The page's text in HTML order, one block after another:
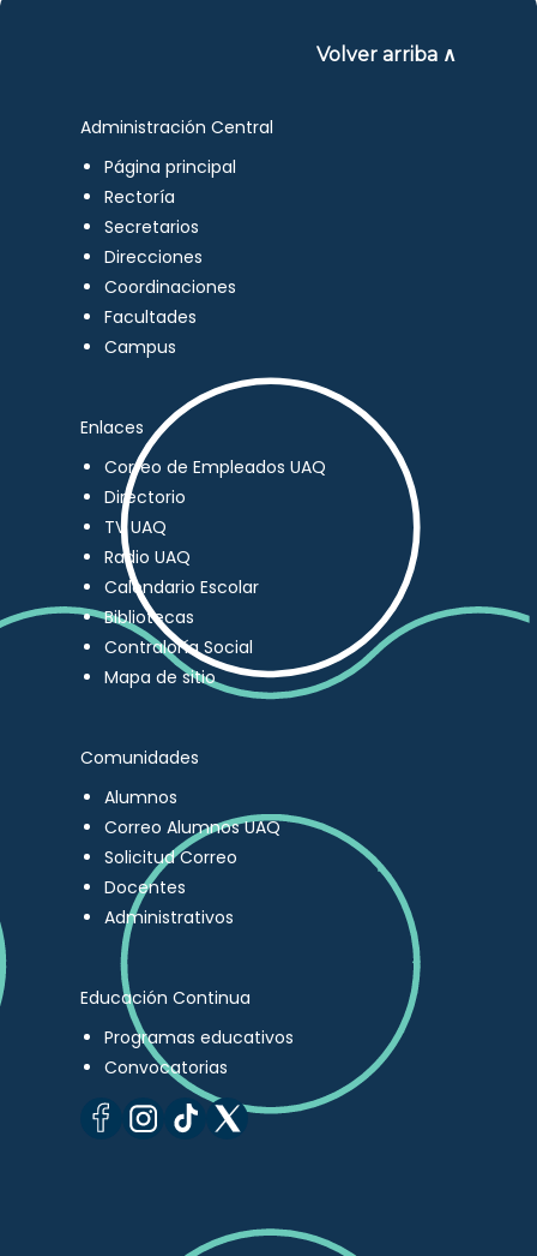
Volver arriba ∧
Administración Central
Página principal
Rectoría
Secretarios
Direcciones
Coordinaciones
Facultades
Campus
Enlaces
Correo de Empleados UAQ
Directorio
TV UAQ
Radio UAQ
Calendario Escolar
Bibliotecas
Contraloría Social
Mapa de sitio
Comunidades
Alumnos
Correo Alumnos UAQ
Solicitud Correo
Docentes
Administrativos
Educación Continua
Programas educativos
Convocatorias